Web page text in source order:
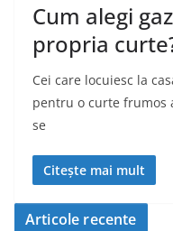
Cum alegi
propria
Cei care locuiesc la
pentru o curte frumos
se
Citește mai mult
Articole recente